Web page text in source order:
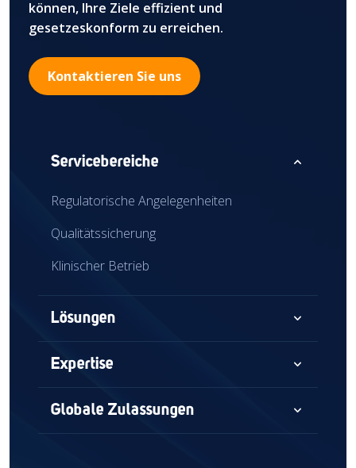
können, Ihre Ziele effizient und
gesetzeskonform zu erreichen.
Kontaktieren Sie uns
Servicebereiche expand_less
Regulatorische Angelegenheiten
Qualitätssicherung
Klinischer Betrieb
Lösungen expand_more
Beratung
Audits und Beurteilungen
Globaler Marktzugang
Expertise expand_more
Medizinprodukte
Kombinationsprodukte
Globale Zulassungen expand_more